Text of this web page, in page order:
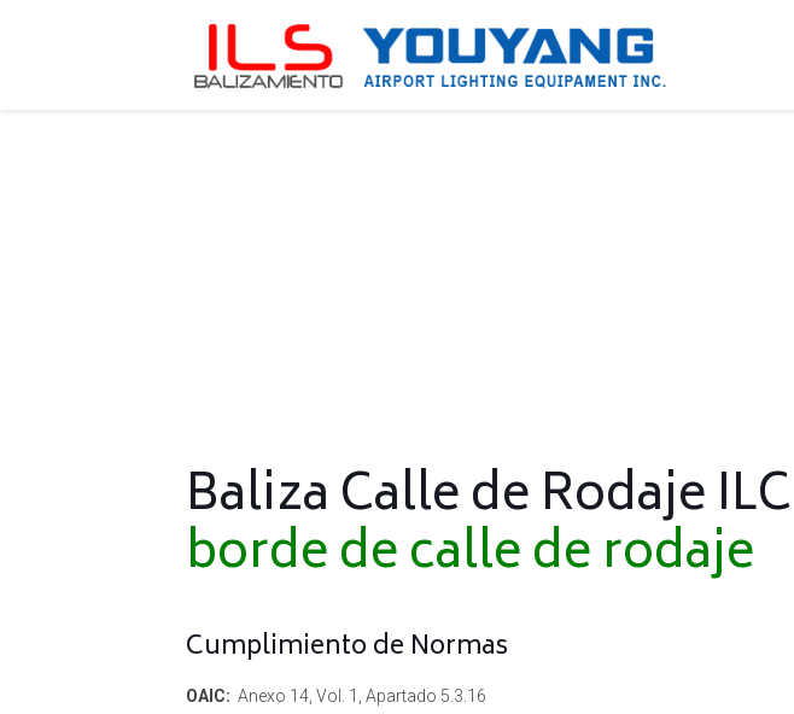
Baliza Calle de Rodaje
borde de calle de rodaje
Cumplimiento de Normas
OAIC: Anexo 14, Vol. 1, Apartado 5.3.16